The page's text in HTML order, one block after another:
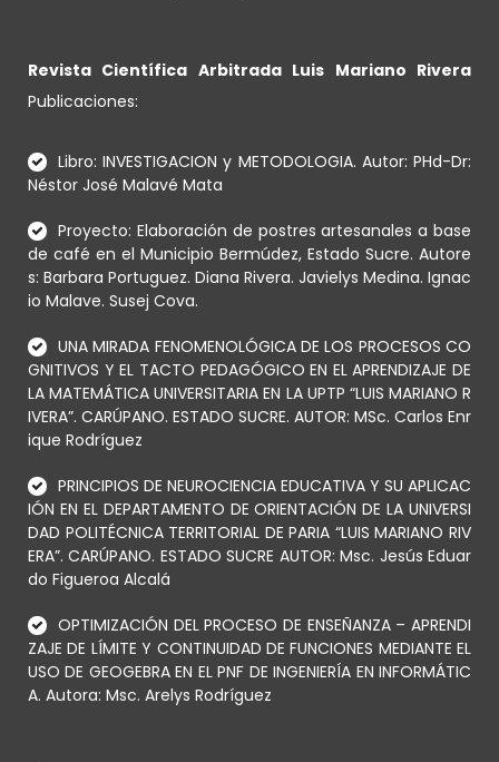
Revista Científica Arbitrada Luis Mariano Rivera
Publicaciones:
Libro: INVESTIGACION y METODOLOGIA. Autor: PHd-Dr:
Néstor José Malavé Mata
Proyecto: Elaboración de postres artesanales a base
de café en el Municipio Bermúdez, Estado Sucre. Autore
s: Barbara Portuguez. Diana Rivera. Javielys Medina. Ignac
io Malave. Susej Cova.
UNA MIRADA FENOMENOLÓGICA DE LOS PROCESOS CO
GNITIVOS Y EL TACTO PEDAGÓGICO EN EL APRENDIZAJE DE
LA MATEMÁTICA UNIVERSITARIA EN LA UPTP “LUIS MARIANO R
IVERA”. CARÚPANO. ESTADO SUCRE. AUTOR: MSc. Carlos Enr
ique Rodríguez
PRINCIPIOS DE NEUROCIENCIA EDUCATIVA Y SU APLICAC
IÓN EN EL DEPARTAMENTO DE ORIENTACIÓN DE LA UNIVERSI
DAD POLITÉCNICA TERRITORIAL DE PARIA “LUIS MARIANO RIV
ERA”. CARÚPANO. ESTADO SUCRE AUTOR: Msc. Jesús Eduar
do Figueroa Alcalá
OPTIMIZACIÓN DEL PROCESO DE ENSEÑANZA – APRENDI
ZAJE DE LÍMITE Y CONTINUIDAD DE FUNCIONES MEDIANTE EL
USO DE GEOGEBRA EN EL PNF DE INGENIERÍA EN INFORMÁTIC
A. Autora: Msc. Arelys Rodríguez